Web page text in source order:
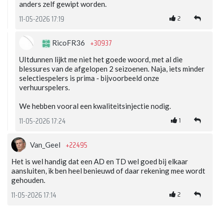
anders zelf gewipt worden.
11-05-2026 17:19 2
RicoFR36 +30937
UItdunnen lijkt me niet het goede woord, met al die
blessures van de afgelopen 2 seizoenen. Naja, iets minder
selectiespelers is prima - bijvoorbeeld onze
verhuurspelers.
We hebben vooral een kwaliteitsinjectie nodig.
11-05-2026 17:24 1
Van_Geel +22495
Het is wel handig dat een AD en TD wel goed bij elkaar
aansluiten, ik ben heel benieuwd of daar rekening mee wordt
gehouden.
11-05-2026 17:14 2